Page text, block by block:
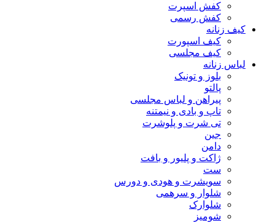
کفش اسپرت
کفش رسمی
کیف زنانه
کیف اسپورت
کیف مجلسی
لباس زنانه
بلوز و تونیک
پالتو
پیراهن و لباس مجلسی
تاپ و بادی و نیمتنه
تی شرت و پلوشرت
جین
دامن
ژاکت و پلیور و بافت
ست
سویشرت و هودی و دورس
شلوار و سرهمی
شلوارک
شومیز